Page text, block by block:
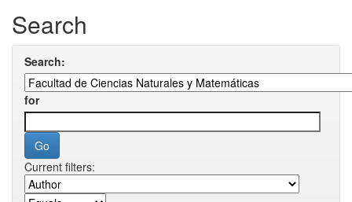
Search
Search:
for
Current filters: